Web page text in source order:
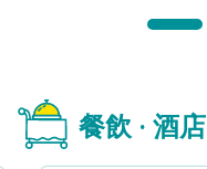
餐飲 · 酒店